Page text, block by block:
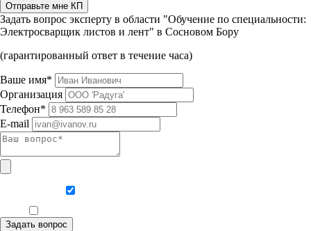
Отправьте мне КП
Задать вопрос эксперту в области "Обучение по специальности:
Электросварщик листов и лент" в Сосновом Бору
(гарантированный ответ в течение часа)
Ваше имя*
Организация
Телефон*
E-mail
Задать вопрос